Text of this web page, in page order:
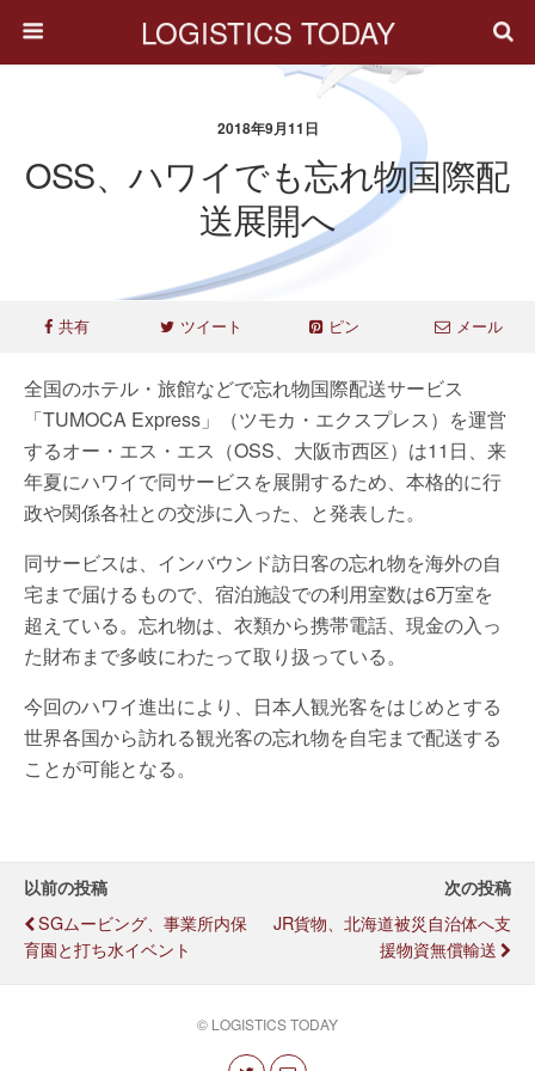
LOGISTICS TODAY
2018年9月11日
OSS、ハワイでも忘れ物国際配
送展開へ
共有 ツイート ピン メール
全国のホテル・旅館などで忘れ物国際配送サービス
「TUMOCA Express」（ツモカ・エクスプレス）を運営
するオー・エス・エス（OSS、大阪市西区）は11日、来
年夏にハワイで同サービスを展開するため、本格的に行
政や関係各社との交渉に入った、と発表した。
同サービスは、インバウンド訪日客の忘れ物を海外の自
宅まで届けるもので、宿泊施設での利用室数は6万室を
超えている。忘れ物は、衣類から携帯電話、現金の入っ
た財布まで多岐にわたって取り扱っている。
今回のハワイ進出により、日本人観光客をはじめとする
世界各国から訪れる観光客の忘れ物を自宅まで配送する
ことが可能となる。
以前の投稿
SGムービング、事業所内保
育園と打ち水イベント
次の投稿
JR貨物、北海道被災自治体へ支
援物資無償輸送
© LOGISTICS TODAY